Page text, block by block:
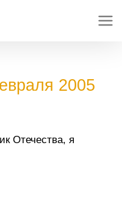
2005
Отечества, я